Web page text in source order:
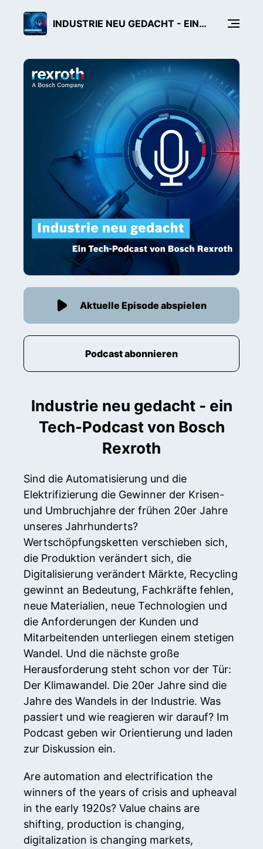
INDUSTRIE NEU GEDACHT - EIN TECH-PODCAST VON BOSCH REXROTH
Industrie neu gedacht - ein
Tech-Podcast von Bosch
Rexroth
Sind die Automatisierung und die
Elektrifizierung die Gewinner der Krisen-
und Umbruchjahre der frühen 20er Jahre
unseres Jahrhunderts?
Wertschöpfungsketten verschieben sich,
die Produktion verändert sich, die
Digitalisierung verändert Märkte, Recycling
gewinnt an Bedeutung, Fachkräfte fehlen,
neue Materialien, neue Technologien und
die Anforderungen der Kunden und
Mitarbeitenden unterliegen einem stetigen
Wandel. Und die nächste große
Herausforderung steht schon vor der Tür:
Der Klimawandel. Die 20er Jahre sind die
Jahre des Wandels in der Industrie. Was
passiert und wie reagieren wir darauf? Im
Podcast geben wir Orientierung und laden
zur Diskussion ein.
Are automation and electrification the
winners of the years of crisis and upheaval
in the early 1920s? Value chains are
shifting, production is changing,
digitalization is changing markets,
Aktuelle Episode abspielen
Podcast abonnieren